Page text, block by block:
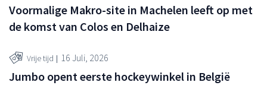
Voormalige Makro-site in Machelen leeft op met
de komst van Colos en Delhaize
Vrije tijd 16 Juli, 2026
Jumbo opent eerste hockeywinkel in België